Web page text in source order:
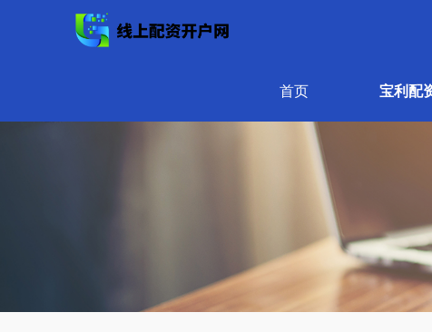
首页 宝利配